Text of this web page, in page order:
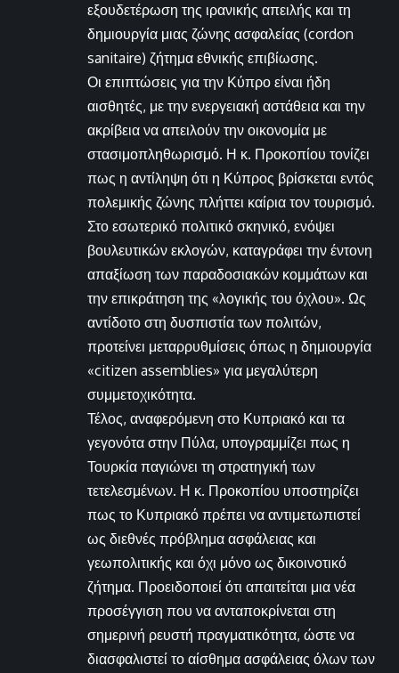
εξουδετέρωση της ιρανικής απειλής και τη
δημιουργία μιας ζώνης ασφαλείας (cordon
sanitaire) ζήτημα εθνικής επιβίωσης.
Οι επιπτώσεις για την Κύπρο είναι ήδη
αισθητές, με την ενεργειακή αστάθεια και την
ακρίβεια να απειλούν την οικονομία με
στασιμοπληθωρισμό. Η κ. Προκοπίου τονίζει
πως η αντίληψη ότι η Κύπρος βρίσκεται εντός
πολεμικής ζώνης πλήττει καίρια τον τουρισμό.
Στο εσωτερικό πολιτικό σκηνικό, ενόψει
βουλευτικών εκλογών, καταγράφει την έντονη
απαξίωση των παραδοσιακών κομμάτων και
την επικράτηση της «λογικής του όχλου». Ως
αντίδοτο στη δυσπιστία των πολιτών,
προτείνει μεταρρυθμίσεις όπως η δημιουργία
«citizen assemblies» για μεγαλύτερη
συμμετοχικότητα.
Τέλος, αναφερόμενη στο Κυπριακό και τα
γεγονότα στην Πύλα, υπογραμμίζει πως η
Τουρκία παγιώνει τη στρατηγική των
τετελεσμένων. Η κ. Προκοπίου υποστηρίζει
πως το Κυπριακό πρέπει να αντιμετωπιστεί
ως διεθνές πρόβλημα ασφάλειας και
γεωπολιτικής και όχι μόνο ως δικοινοτικό
ζήτημα. Προειδοποιεί ότι απαιτείται μια νέα
προσέγγιση που να ανταποκρίνεται στη
σημερινή ρευστή πραγματικότητα, ώστε να
διασφαλιστεί το αίσθημα ασφάλειας όλων των